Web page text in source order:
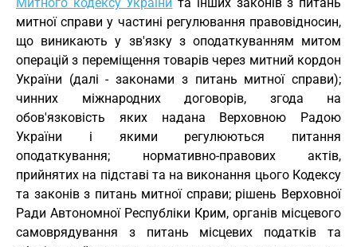
митної справи у частині регулювання правовідносин,
що виникають у зв'язку з оподаткуванням митом
операцій з переміщення товарів через митний кордон
України (далі - законами з питань митної справи);
чинних міжнародних договорів, згода на
обов'язковість яких надана Верховною Радою
України і якими регулюються питання
оподаткування; нормативно-правових актів,
прийнятих на підставі та на виконання цього Кодексу
та законів з питань митної справи; рішень Верховної
Ради Автономної Республіки Крим, органів місцевого
самоврядування з питань місцевих податків та